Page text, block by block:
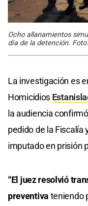
Ocho allanamientos
día de la detención.
La investigación es
Homicidios
la audiencia
pedido de la Fiscalía
imputado en prisión
“El juez resolvió
preventiva teniendo